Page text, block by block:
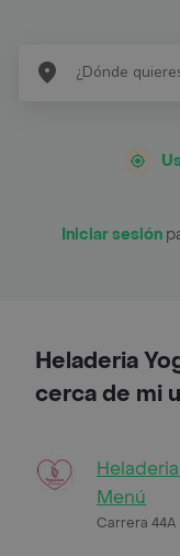
Iniciar sesión
Heladeria
cerca de mi
Menú
Carrera